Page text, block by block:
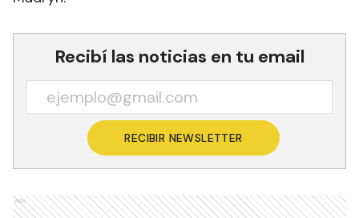
Recibí las noticias en tu email
RECIBIR NEWSLETTER
Ads